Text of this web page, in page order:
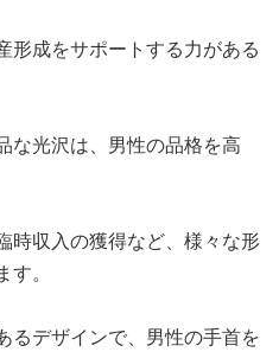
形成をサポートする力がある
な光沢は、男性の品格を高
時収入の獲得など、様々な形
。
るデザインで、男性の手首を